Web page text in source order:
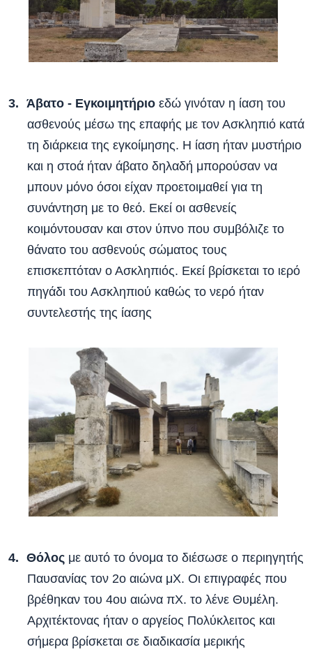
Άβατο - Εγκοιμητήριο εδώ γινόταν η ίαση του
ασθενούς μέσω της επαφής με τον Ασκληπιό κατά
τη διάρκεια της εγκοίμησης. Η ίαση ήταν μυστήριο
και η στοά ήταν άβατο δηλαδή μπορούσαν να
μπουν μόνο όσοι είχαν προετοιμαθεί για τη
συνάντηση με το θεό. Εκεί οι ασθενείς
κοιμόντουσαν και στον ύπνο που συμβόλιζε το
θάνατο του ασθενούς σώματος τους
επισκεπτόταν ο Ασκληπιός. Εκεί βρίσκεται το ιερό
πηγάδι του Ασκληπιού καθώς το νερό ήταν
συντελεστής της ίασης
Θόλος με αυτό το όνομα το διέσωσε ο περιηγητής
Παυσανίας τον 2ο αιώνα μΧ. Οι επιγραφές που
βρέθηκαν του 4ου αιώνα πΧ. το λένε Θυμέλη.
Αρχιτέκτονας ήταν ο αργείος Πολύκλειτος και
σήμερα βρίσκεται σε διαδικασία μερικής